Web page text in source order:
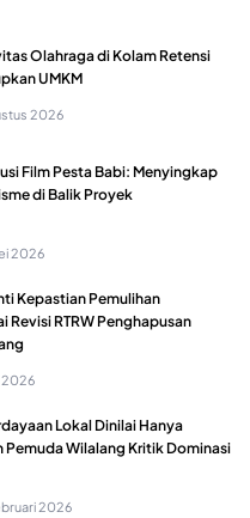
Olahraga di Kolam Retensi
UMKM
2026
Film Pesta Babi: Menyingkap
di Balik Proyek
2026
Kepastian Pemulihan
Revisi RTRW Penghapusan
2026
Lokal Dinilai Hanya
Pemuda Wilalang Kritik Dominasi
2026